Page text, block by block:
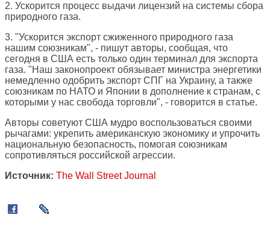
2. Ускорится процесс выдачи лицензий на системы сбора
природного газа.
3. "Ускорится экспорт сжиженного природного газа
нашим союзникам", - пишут авторы, сообщая, что
сегодня в США есть только один терминал для экспорта
газа. "Наш законопроект обязывает министра энергетики
немедленно одобрить экспорт СПГ на Украину, а также
союзникам по НАТО и Японии в дополнение к странам, с
которыми у нас свобода торговли", - говорится в статье.
Авторы советуют США мудро воспользоваться своими
рычагами: укрепить американскую экономику и упрочить
национальную безопасность, помогая союзникам
сопротивляться российской агрессии.
Источник: The Wall Street Journal